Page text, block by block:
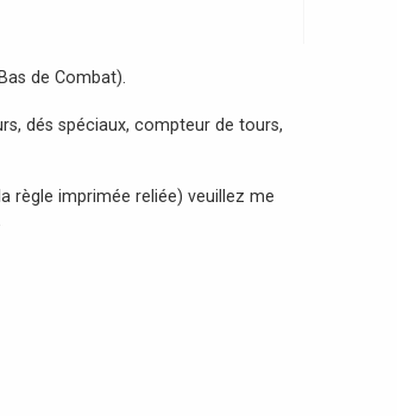
de Combat).
dés spéciaux, compteur de tours,
règle imprimée reliée) veuillez me